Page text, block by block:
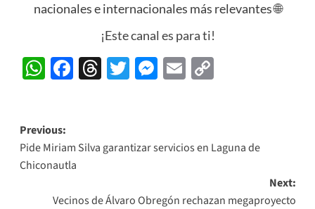
nacionales e internacionales más relevantes 🌐
¡Este canal es para ti!
WhatsApp
Facebook
Threads
Twitter
Messenger
EmailCopy
Post
navigation
Previous:
Pide Miriam Silva garantizar servicios en Laguna de
Chiconautla
Next:
Vecinos de Álvaro Obregón rechazan megaproyecto